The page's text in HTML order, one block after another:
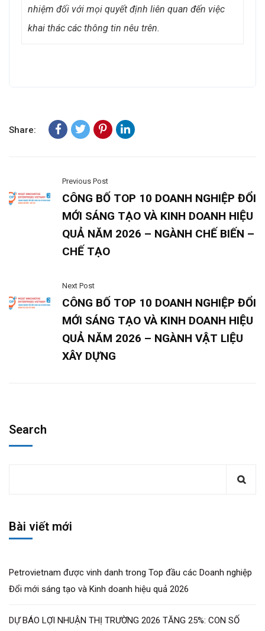
nhiệm đối với mọi quyết định liên quan đến việc
khai thác các thông tin nêu trên.
Share:
Previous Post
CÔNG BỐ TOP 10 DOANH NGHIỆP ĐỔI
MỚI SÁNG TẠO VÀ KINH DOANH HIỆU
QUẢ NĂM 2026 – NGÀNH CHẾ BIẾN –
CHẾ TẠO
Next Post
CÔNG BỐ TOP 10 DOANH NGHIỆP ĐỔI
MỚI SÁNG TẠO VÀ KINH DOANH HIỆU
QUẢ NĂM 2026 – NGÀNH VẬT LIỆU
XÂY DỰNG
Search
Bài viết mới
Petrovietnam được vinh danh trong Top đầu các Doanh nghiệp
Đổi mới sáng tạo và Kinh doanh hiệu quả 2026
DỰ BÁO LỢI NHUẬN THỊ TRƯỜNG 2026 TĂNG 25%: CON SỐ